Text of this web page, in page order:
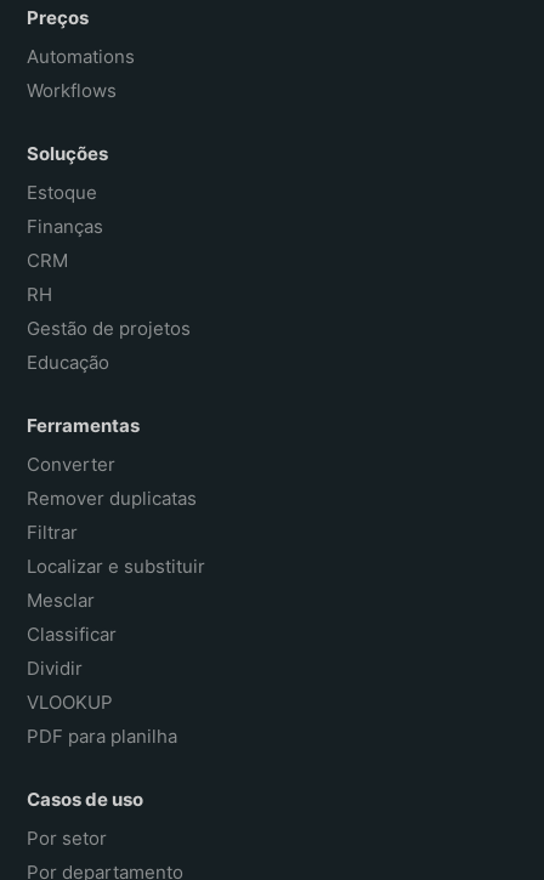
Preços
Automations
Workflows
Soluções
Estoque
Finanças
CRM
RH
Gestão de projetos
Educação
Ferramentas
Converter
Remover duplicatas
Filtrar
Localizar e substituir
Mesclar
Classificar
Dividir
VLOOKUP
PDF para planilha
Casos de uso
Por setor
Por departamento